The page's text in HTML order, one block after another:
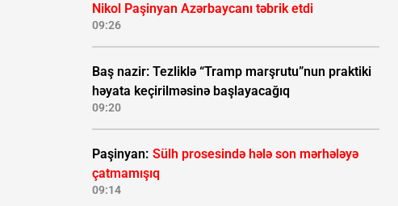
Nikol Paşinyan Azərbaycanı təbrik etdi
09:26
Baş nazir: Tezliklə “Tramp marşrutu”nun praktiki
həyata keçirilməsinə başlayacağıq
09:20
Paşinyan: Sülh prosesində hələ son mərhələyə
çatmamışıq
09:14